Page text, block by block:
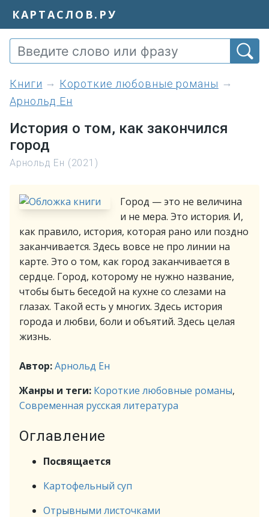
КАРТАСЛОВ.РУ
книги
Короткие любовные романы
Арнольд Ен
История о том, как закончился
город
Арнольд Ен (2021)
Город — это не величина
и не мера. Это история. И,
как правило, история, которая рано или поздно
заканчивается. Здесь вовсе не про линии на
карте. Это о том, как город заканчивается в
сердце. Город, которому не нужно название,
чтобы быть беседой на кухне со слезами на
глазах. Такой есть у многих. Здесь история
города и любви, боли и объятий. Здесь целая
жизнь.
Автор:Арнольд Ен
Жанры и теги: Короткие любовные романы,
Современная русская литература
Оглавление
Посвящается
Картофельный суп
Отрывными листочками